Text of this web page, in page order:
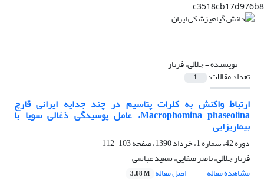
c3518cb17d976b8
نویسنده =جلالی، فرناز
تعداد مقالات: 1
ارتباط واکنش به کلرات پتاسیم در چند جدایه‌ ایرانی قارچ
Macrophomina phaseolina، عامل پوسیدگی ذغالی سویا با
بیماریزایی
دوره 42، شماره 1، خرداد 1390، صفحه
103-112
فرناز جلالی، ناصر صفایی، سعید عباسی
مشاهده مقاله
اصل مقاله 3.08 M